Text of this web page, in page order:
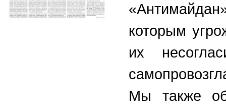
которым
их
Мы также